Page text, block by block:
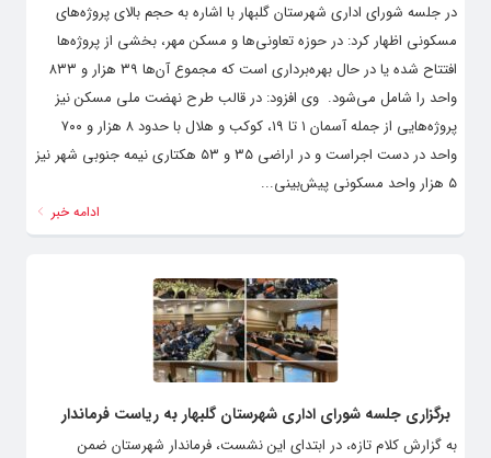
در جلسه شورای اداری شهرستان گلبهار با اشاره به حجم بالای پروژه‌های
مسکونی اظهار کرد: در حوزه تعاونی‌ها و مسکن مهر، بخشی از پروژه‌ها
افتتاح شده یا در حال بهره‌برداری است که مجموع آن‌ها ۳۹ هزار و ۸۳۳
واحد را شامل می‌شود. ‌ وی افزود: در قالب طرح نهضت ملی مسکن نیز
پروژه‌هایی از جمله آسمان ۱ تا ۱۹، کوکب و هلال با حدود ۸ هزار و ۷۰۰
واحد در دست اجراست و در اراضی ۳۵ و ۵۳ هکتاری نیمه جنوبی شهر نیز
۵ هزار واحد مسکونی پیش‌بینی...
ادامه خبر
برگزاری جلسه شورای اداری شهرستان گلبهار به ریاست فرماندار
به گزارش کلام تازه، در ابتدای این نشست، فرماندار شهرستان ضمن